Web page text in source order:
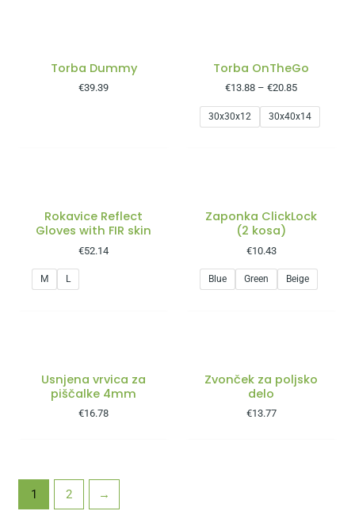
Torba Dummy
€39.39
Torba OnTheGo
€13.88 –€20.85
30x30x12 30x40x14
Rokavice Reflect
Gloves with FIR skin
€52.14
M L
Zaponka ClickLock
(2 kosa)
€10.43
Blue Green Beige
Usnjena vrvica za
piščalke 4mm
€16.78
Zvonček za poljsko
delo
€13.77
1 2 →